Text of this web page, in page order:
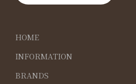
HOME
INFORMATION
BRANDS